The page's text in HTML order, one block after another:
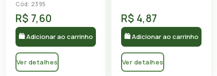
Cód: 2395
R$ 7,60
🛍 Adicionar ao carrinho
Ver detalhes
R$ 4,87
🛍 Adicionar ao carrinho
Ver detalhes